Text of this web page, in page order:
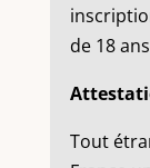
de 18
Tout